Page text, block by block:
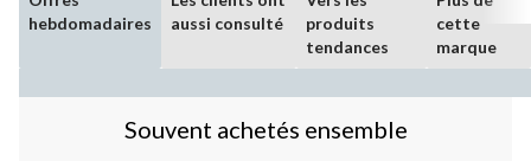
hebdomadaires
aussi consulté
produits
tendances
cette
marque
Souvent achetés ensemble